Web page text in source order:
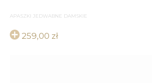
APASZKI JEDWABNE DAMSKIE
259,00 zł